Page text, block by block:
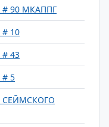
90 МКАППГ
10
43
5
СЕЙМСКОГО